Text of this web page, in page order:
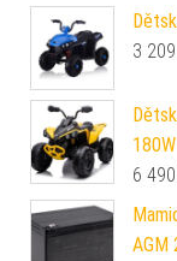
3 209
6 490
AGM